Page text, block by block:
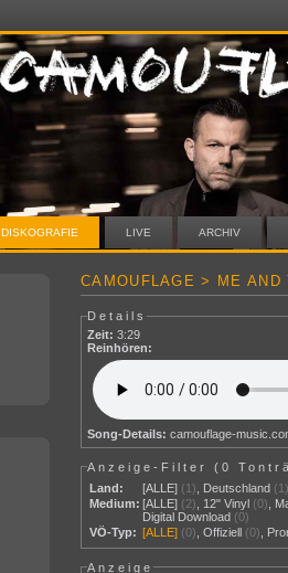
DISKOGRAFIE LIVE ARCHIV
CAMOUFLAGE > ME
Details
Zeit: 3:29
Reinhören:
Song-Details: camouflage-
Anzeige-Filter (0
Land:
[ALLE] (1) Deutschland
Medium: [ALLE] (2) 12" Vinyl (0)
Digital Download (0)
VÖ-Typ: [ALLE] (0) ,Offiziell (0)
Anzeige